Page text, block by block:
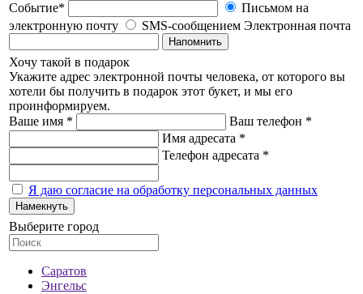
Событие*
Письмом на
электронную почту
SMS-сообщением Электронная почта
Напомнить
Хочу такой в подарок
Укажите адрес электронной почты человека, от которого вы
хотели бы получить в подарок этот букет, и мы его
проинформируем.
Ваше имя *
Ваш телефон *
Имя адресата *
Телефон адресата *
Я даю согласие на обработку персональных данных
Намекнуть
Выберите город
Саратов
Энгельс